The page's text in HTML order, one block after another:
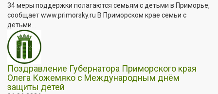
34 меры поддержки полагаются семьям с детьми в Приморье,
сообщает www.primorsky.ru В Приморском крае семьи с
детьми...
Поздравление Губернатора Приморского края
Олега Кожемяко с Международным днём
защиты детей